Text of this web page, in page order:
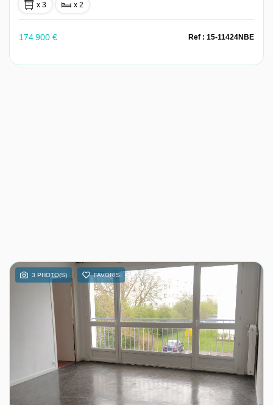
x 3 x 2
174 900 € Ref : 15-11424NBE
3 PHOTO(S) FAVORIS